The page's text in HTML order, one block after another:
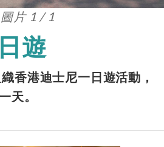
圖片 1 / 1
遊
香港迪士尼一日遊活動，
天。